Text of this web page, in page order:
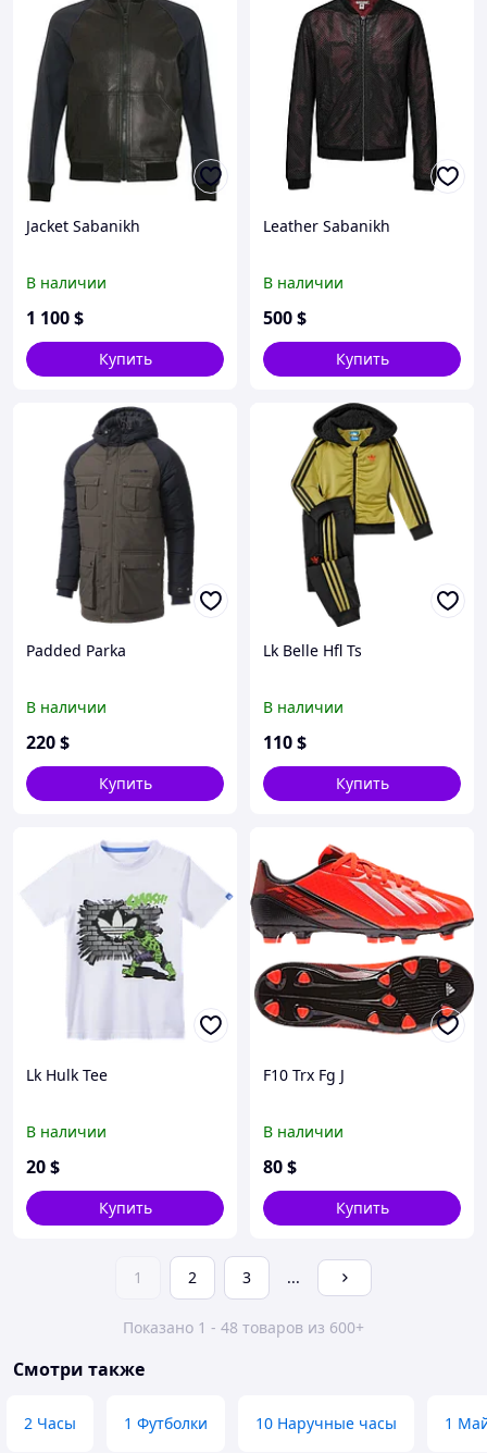
Jacket Sabanikh
В наличии
1 100$
Купить
Leather Sabanikh
В наличии
500$
Купить
Padded Parka
В наличии
220$
Купить
Lk Belle Hfl Ts
В наличии
110$
Купить
Lk Hulk Tee
В наличии
20$
Купить
F10 Trx Fg J
В наличии
80$
Купить
1 2 3 ...
Показано 1 - 48 товаров из 600+
Смотри также
2 Часы 1 Футболки 10 Наручные часы 1